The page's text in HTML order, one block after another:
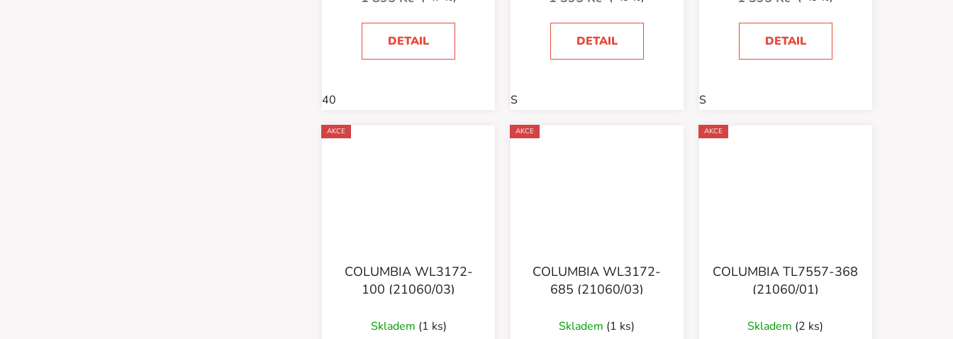
DETAIL
40
DETAIL
S
DETAIL
S
AKCE
COLUMBIA WL3172-
100 (21060/03)
Skladem (1 ks)
AKCE
COLUMBIA WL3172-
685 (21060/03)
Skladem (1 ks)
AKCE
COLUMBIA TL7557-368
(21060/01)
Skladem (2 ks)